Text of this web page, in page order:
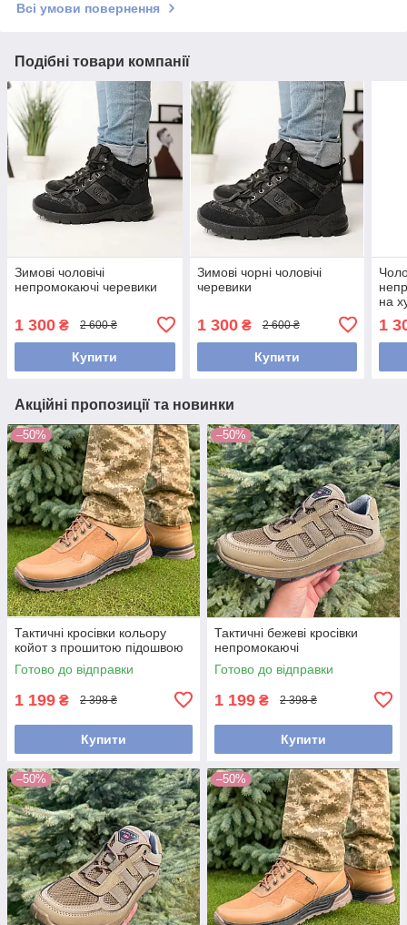
Всі умови повернення
Подібні товари компанії
Зимові чоловічі
непромокаючі черевики
1 300 ₴ 2 600 ₴
Купити
Зимові чорні чоловічі
черевики
1 300₴ 2 600 ₴
Купити
на
1
Акційні пропозиції та новинки
–50%
Тактичні кросівки кольору
койот з прошитою підошвою
Готово до відправки
1 199 ₴ 2 398 ₴
Купити
–50%
Тактичні бежеві кросівки
непромокаючі
Готово до відправки
1 199 ₴ 2 398 ₴
Купити
–50% –50%